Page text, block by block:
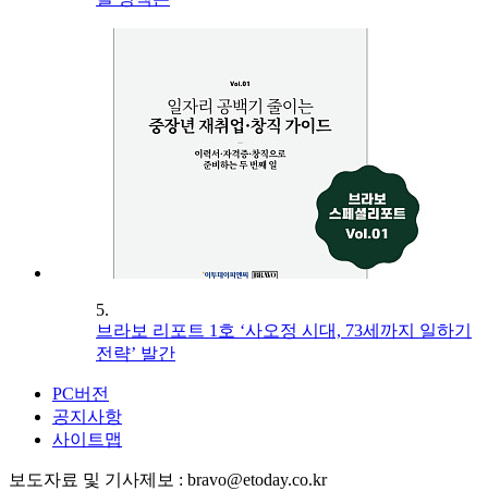
5.
브라보 리포트 1호 ‘사오정 시대, 73세까지 일하기
전략’ 발간
PC버전
공지사항
사이트맵
보도자료 및 기사제보 : bravo@etoday.co.kr